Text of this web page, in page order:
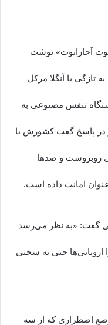
آحارانوت» نوشت
تازگی با آنگلا مرکل
تنفس مصنوعی به
در پاسخ گفت کشورش با
روبروست و صد‌ها
امانت داده است.
گفت: «به نظر می‌رسد
اروپایی‌ها حتی به سختی
اضطراری که از سه